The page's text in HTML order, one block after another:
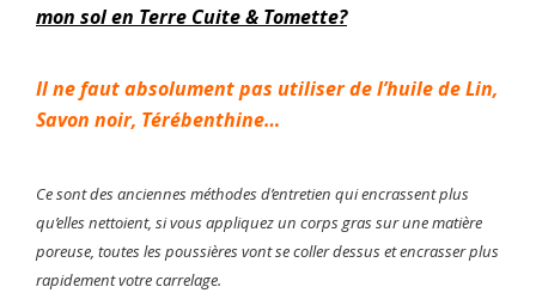
mon sol en Terre Cuite & Tomette?
Il ne faut absolument pas utiliser de l’huile de Lin,
Savon noir, Térébenthine…
Ce sont des anciennes méthodes d’entretien qui encrassent plus
qu’elles nettoient, si vous appliquez un corps gras sur une matière
poreuse, toutes les poussières vont se coller dessus et encrasser plus
rapidement votre carrelage.